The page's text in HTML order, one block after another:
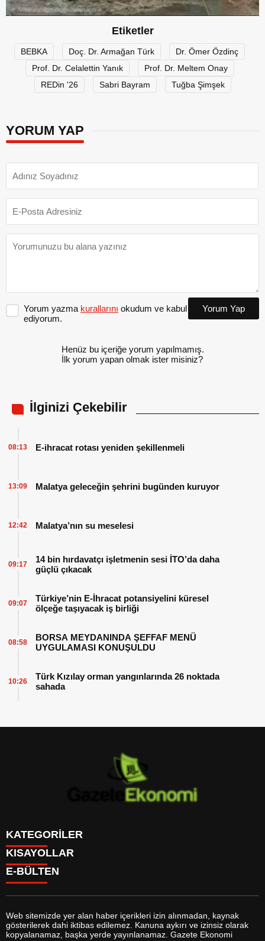
Etiketler
BEBKA Doç. Dr. Armağan Türk
Dr. Ömer Özdinç
Prof. Dr. Celalettin Yanık
Prof. Dr. Meltem Onay
REDin '26
Sabri Bayram Tuğba Şimşek
YORUM YAP
Yorum yazma kurallarını okudum ve kabul
ediyorum.
Yorum Yap
Henüz bu içeriğe yorum yapılmamış.
İlk yorum yapan olmak ister misiniz?
İlginizi Çekebilir
E-ihracat rotası yeniden şekillenmeli
08:13
Malatya geleceğin şehrini bugünden kuruyor
13:09
Malatya’nın su meselesi
12:42
14 bin hırdavatçı işletmenin sesi İTO’da daha
güçlü çıkacak
09:17
Türkiye’nin E-İhracat potansiyelini küresel
ölçeğe taşıyacak iş birliği
09:07
BORSA MEYDANINDA ŞEFFAF MENÜ
UYGULAMASI KONUŞULDU
08:58
Türk Kızılay orman yangınlarında 26 noktada
sahada
10:26
KATEGORİLER
GÜNDEM
DÜNYA
SİYASET
MAGAZİN
SAĞLIK
EĞİTİM
KISAYOLLAR
BURÇLAR
CANLI TV
FİKSTÜR
FİRMA EKLE
FİRMA REHBERİ
E-BÜLTEN
gazeteekonomi.com e-bültenine abone olarak, tarafınıza haber,
Web sitemizde yer alan haber içerikleri izin alınmadan, kaynak
gösterilerek dahi iktibas edilemez. Kanuna aykırı ve izinsiz olarak
kopyalanamaz, başka yerde yayınlanamaz. Gazete Ekonomi